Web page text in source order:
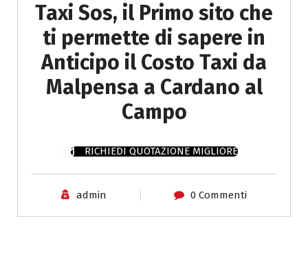
Taxi Sos, il Primo sito che
ti permette di sapere in
Anticipo il Costo Taxi da
Malpensa a Cardano al
Campo
RICHIEDI QUOTAZIONE MIGLIORE
admin 0 Commenti